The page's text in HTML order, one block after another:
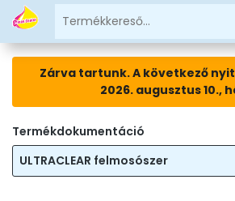
Zárva tartunk. A következő
2026. augusztus 10.,
Termékdokumentáció
ULTRACLEAR felmosószer